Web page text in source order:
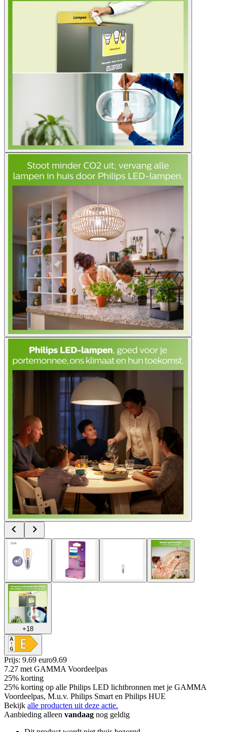
+18
Prijs: 9.69 euro9.69
7.27 met GAMMA Voordeelpas
25% korting
25% korting op alle Philips LED lichtbronnen met je GAMMA
Voordeelpas, M.u.v. Philips Smart en Philips HUE
Bekijk alle producten uit deze actie.
Aanbieding alleen vandaag nog geldig